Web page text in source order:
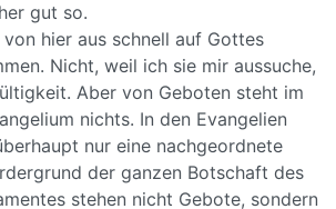
gut so.
hier aus schnell auf Gottes
Nicht, weil ich sie mir aussuche,
Aber von Geboten steht im
nichts. In den Evangelien
nur eine nachgeordnete
der ganzen Botschaft des
stehen nicht Gebote, sondern